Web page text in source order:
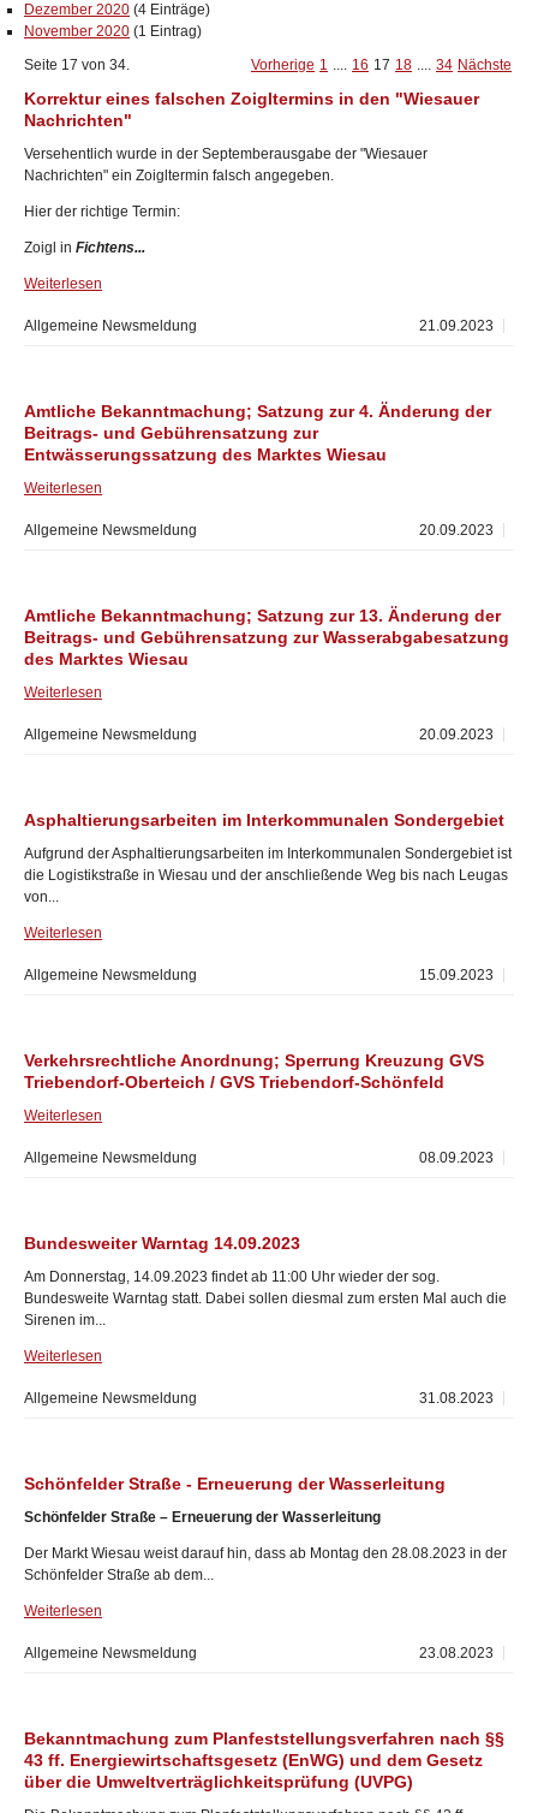
Dezember 2020 (4 Einträge)
November 2020 (1 Eintrag)
Seite 17 von 34.
Vorherige 1 .... 16 17 18 .... 34 Nächste
Korrektur eines falschen Zoigltermins in den "Wiesauer
Nachrichten"
Versehentlich wurde in der Septemberausgabe der "Wiesauer
Nachrichten" ein Zoigltermin falsch angegeben.
Hier der richtige Termin:
Zoigl in Fichtens...
Weiterlesen
21.09.2023
Allgemeine Newsmeldung
Amtliche Bekanntmachung; Satzung zur 4. Änderung der
Beitrags- und Gebührensatzung zur
Entwässerungssatzung des Marktes Wiesau
Weiterlesen
20.09.2023
Allgemeine Newsmeldung
Amtliche Bekanntmachung; Satzung zur 13. Änderung der
Beitrags- und Gebührensatzung zur Wasserabgabesatzung
des Marktes Wiesau
Weiterlesen
20.09.2023
Allgemeine Newsmeldung
Asphaltierungsarbeiten im Interkommunalen Sondergebiet
Aufgrund der Asphaltierungsarbeiten im Interkommunalen Sondergebiet ist
die Logistikstraße in Wiesau und der anschließende Weg bis nach Leugas
von...
Weiterlesen
15.09.2023
Allgemeine Newsmeldung
Verkehrsrechtliche Anordnung; Sperrung Kreuzung GVS
Triebendorf-Oberteich / GVS Triebendorf-Schönfeld
Weiterlesen
08.09.2023
Allgemeine Newsmeldung
Bundesweiter Warntag 14.09.2023
Am Donnerstag, 14.09.2023 findet ab 11:00 Uhr wieder der sog.
Bundesweite Warntag statt. Dabei sollen diesmal zum ersten Mal auch die
Sirenen im...
Weiterlesen
31.08.2023
Allgemeine Newsmeldung
Schönfelder Straße - Erneuerung der Wasserleitung
Schönfelder Straße – Erneuerung der Wasserleitung
Der Markt Wiesau weist darauf hin, dass ab Montag den 28.08.2023 in der
Schönfelder Straße ab dem...
Weiterlesen
23.08.2023
Allgemeine Newsmeldung
Bekanntmachung zum Planfeststellungsverfahren nach §§
43 ff. Energiewirtschaftsgesetz (EnWG) und dem Gesetz
über die Umweltverträglichkeitsprüfung (UVPG)